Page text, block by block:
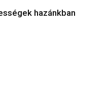
hazánkban